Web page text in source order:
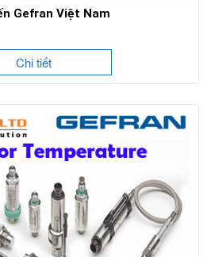
Gefran Việt Nam
Chi tiết